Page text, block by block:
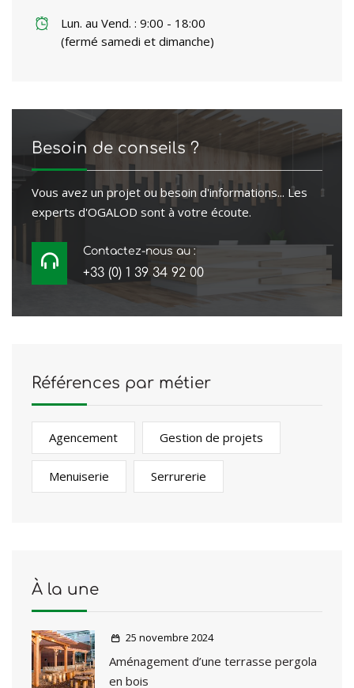
Lun. au Vend. : 9:00 - 18:00
(fermé samedi et dimanche)
Besoin de conseils ?
Vous avez un projet ou besoin d'informations... Les
experts d'OGALOD sont à votre écoute.
Contactez-nous au :
+33 (0) 1 39 34 92 00
Références par métier
Agencement Gestion de projets
Menuiserie Serrurerie
À la une
25 novembre 2024
Aménagement d’une terrasse pergola
en bois